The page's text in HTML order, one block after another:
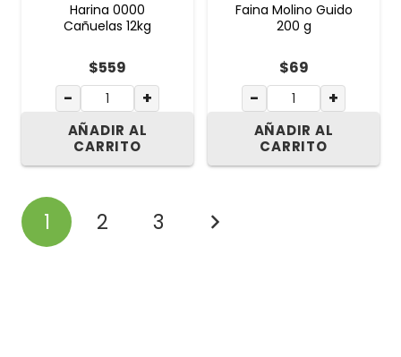
Harina 0000
Cañuelas 12kg
$559
− +
AÑADIR AL
CARRITO
Faina Molino Guido
200 g
$69
− +
AÑADIR AL
CARRITO
1 2 3